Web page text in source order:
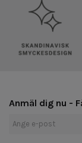
Anmäl dig nu -